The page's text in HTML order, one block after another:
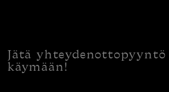
Jätä
käymään!